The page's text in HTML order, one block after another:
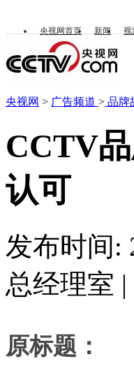
央视网首页 新闻 视
央视网 > 广告频道 > 品牌
CCTV
认可
发布时间:
总经理室 |
原标题：